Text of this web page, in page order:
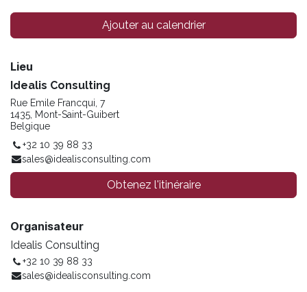
Ajouter au calendrier
Lieu
Idealis Consulting
Rue Emile Francqui, 7
1435, Mont-Saint-Guibert
Belgique
+32 10 39 88 33
sales@idealisconsulting.com
Obtenez l'itinéraire
Organisateur
Idealis Consulting
+32 10 39 88 33
sales@idealisconsulting.com